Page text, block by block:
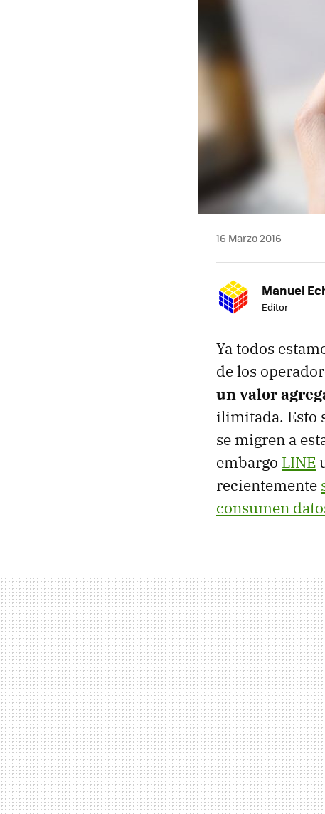
16 Marzo 2016
Manuel
Editor
Ya todos
de los
un valor
ilimitada. Esto
se migren a
embargo LINE
recientemente
consumen